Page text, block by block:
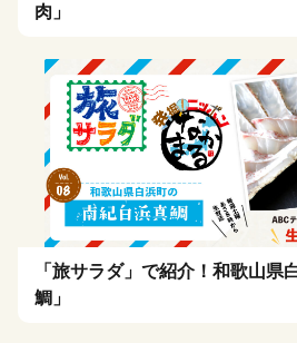
肉」
「旅サラダ」で紹介！和歌山県
鯛」